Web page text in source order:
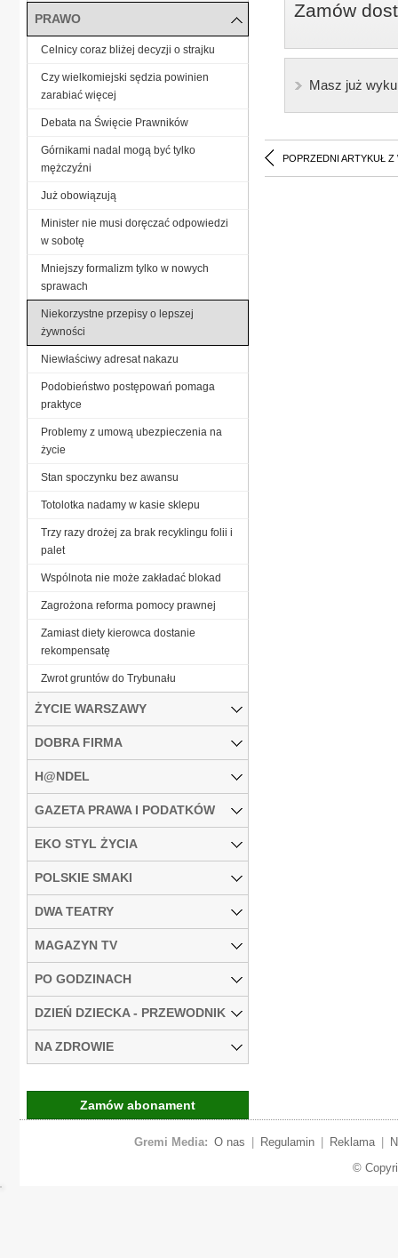
Zamów
Masz już
POPRZEDNI ARTYKUŁ Z
PRAWO
Celnicy coraz bliżej decyzji o strajku
Czy wielkomiejski sędzia powinien
zarabiać więcej
Debata na Święcie Prawników
Górnikami nadal mogą być tylko
mężczyźni
Już obowiązują
Minister nie musi doręczać odpowiedzi
w sobotę
Mniejszy formalizm tylko w nowych
sprawach
Niekorzystne przepisy o lepszej
żywności
Niewłaściwy adresat nakazu
Podobieństwo postępowań pomaga
praktyce
Problemy z umową ubezpieczenia na
życie
Stan spoczynku bez awansu
Totolotka nadamy w kasie sklepu
Trzy razy drożej za brak recyklingu folii i
palet
Wspólnota nie może zakładać blokad
Zagrożona reforma pomocy prawnej
Zamiast diety kierowca dostanie
rekompensatę
Zwrot gruntów do Trybunału
ŻYCIE WARSZAWY
DOBRA FIRMA
H@NDEL
GAZETA PRAWA I PODATKÓW
EKO STYL ŻYCIA
POLSKIE SMAKI
DWA TEATRY
MAGAZYN TV
PO GODZINACH
DZIEŃ DZIECKA - PRZEWODNIK
NA ZDROWIE
Zamów abonament
Gremi Media: O nas Regulamin Reklama
©